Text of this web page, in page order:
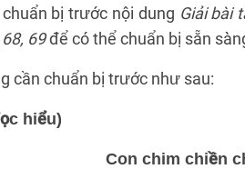
bị trước nội dung Giải bài
69để có thể chuẩn bị sẵn
cần chuẩn bị trước như sau:
hiểu)
Con chim chiền